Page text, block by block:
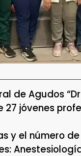
de Agudos
jóvenes
y el número